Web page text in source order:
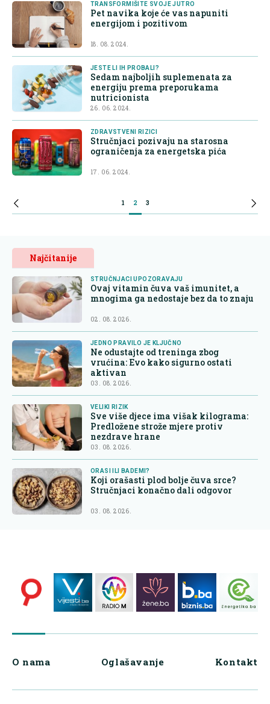
TRANSFORMIŠITE SVOJE JUTRO
Pet navika koje će vas napuniti
energijom i pozitivom
18. 08. 2024.
JESTE LI IH PROBALI?
Sedam najboljih suplemenata za
energiju prema preporukama
nutricionista
26. 06. 2024.
ZDRAVSTVENI RIZICI
Stručnjaci pozivaju na starosna
ograničenja za energetska pića
17. 06. 2024.
1 2 3
Najčitanije
STRUČNJACI UPOZORAVAJU
Ovaj vitamin čuva vaš imunitet, a
mnogima ga nedostaje bez da to znaju
02. 08. 2026.
JEDNO PRAVILO JE KLJUČNO
Ne odustajte od treninga zbog
vrućina: Evo kako sigurno ostati
aktivan
03. 08. 2026.
VELIKI RIZIK
Sve više djece ima višak kilograma:
Predložene strože mjere protiv
nezdrave hrane
03. 08. 2026.
ORASI ILI BADEMI?
Koji orašasti plod bolje čuva srce?
Stručnjaci konačno dali odgovor
03. 08. 2026.
O nama Oglašavanje Kontakt